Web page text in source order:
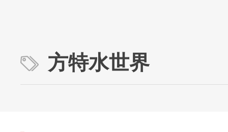
方特水世界